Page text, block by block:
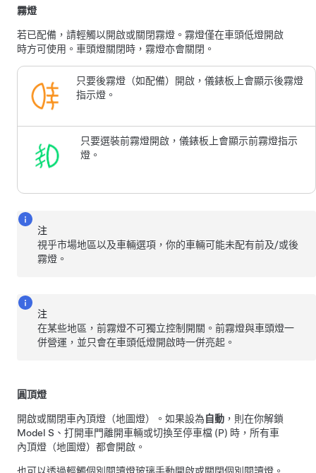
霧燈
若已配備，請輕觸以開啟或關閉霧燈。霧燈僅在車頭低燈開啟
時方可使用。車頭燈關閉時，霧燈亦會關閉。
只要後霧燈（如配備）開啟，儀錶板上會顯示後霧燈
指示燈。
只要選裝前霧燈開啟，儀錶板上會顯示前霧燈指示
燈。
注
視乎市場地區以及車輛選項，你的車輛可能未配有前及/或後
霧燈。
注
在某些地區，前霧燈不可獨立控制開關。前霧燈與車頭燈一
併營運，並只會在車頭低燈開啟時一併亮起。
圓頂燈
開啟或關閉車內頂燈（地圖燈）。如果設為自動 ，則在你解鎖
Model S 、打開車門離開車輛或切換至停車檔 (P) 時，所有車
內頂燈（地圖燈）都會開啟。
也可以透過輕觸個別閱讀燈玻璃手動開啟或關閉個別閱讀燈。